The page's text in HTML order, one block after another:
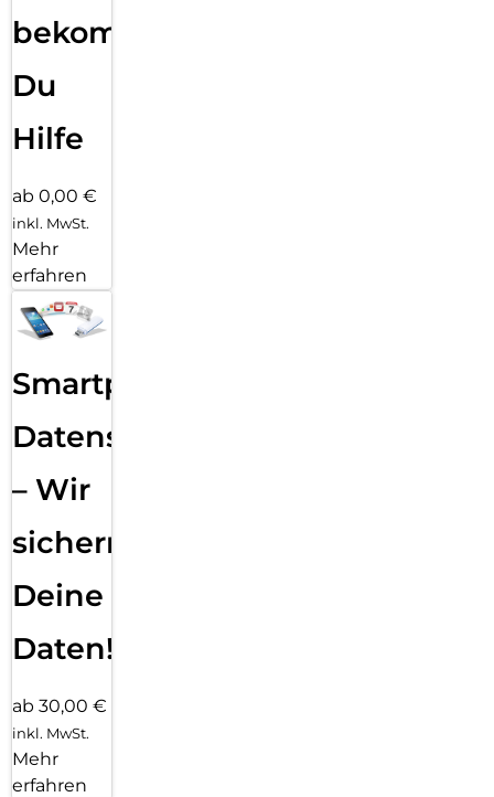
bekommst
Du
Hilfe
ab 0,00 €
inkl. MwSt.
Mehr
erfahren
Smartphone
Datensicherung
– Wir
sichern
Deine
Daten!
ab 30,00 €
inkl. MwSt.
Mehr
erfahren